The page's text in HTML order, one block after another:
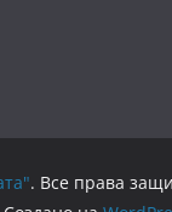
. Все права